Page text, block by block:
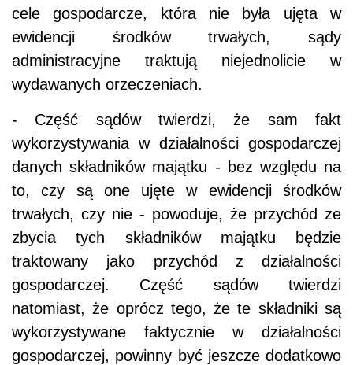
cele gospodarcze, która nie była ujęta w
ewidencji środków trwałych, sądy
administracyjne traktują niejednolicie w
wydawanych orzeczeniach.
- Część sądów twierdzi, że sam fakt
wykorzystywania w działalności gospodarczej
danych składników majątku - bez względu na
to, czy są one ujęte w ewidencji środków
trwałych, czy nie - powoduje, że przychód ze
zbycia tych składników majątku będzie
traktowany jako przychód z działalności
gospodarczej. Część sądów twierdzi
natomiast, że oprócz tego, że te składniki są
wykorzystywane faktycznie w działalności
gospodarczej, powinny być jeszcze dodatkowo